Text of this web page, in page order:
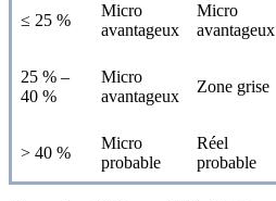
≤ 25 %
Micro
avantageux
Micro
avantageux
25 % –
40 %
Micro
avantageux
Zone grise
> 40 %
Micro
probable
Réel
probable